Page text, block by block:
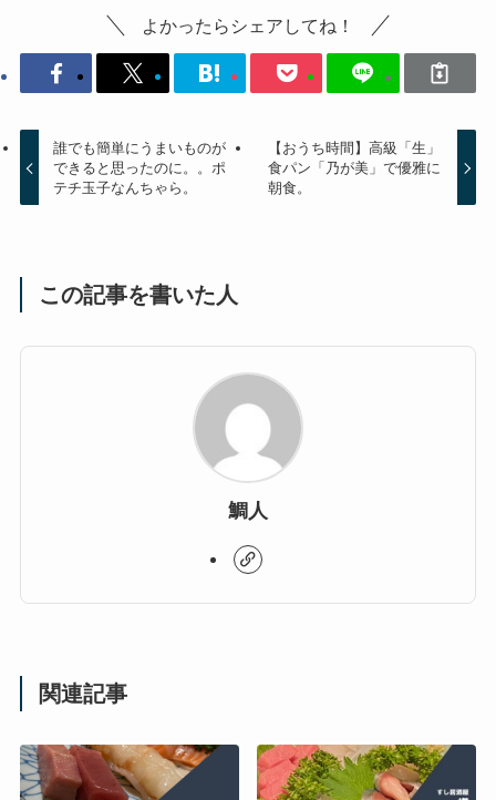
よかったらシェアしてね！
誰でも簡単にうまいものが
できると思ったのに。。ポ
テチ玉子なんちゃら。
【おうち時間】高級「生」
食パン「乃が美」で優雅に
朝食。
この記事を書いた人
鯛人
関連記事